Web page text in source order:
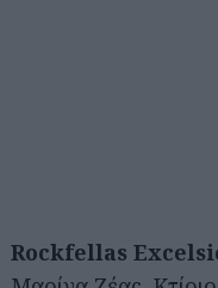
Rockfellas